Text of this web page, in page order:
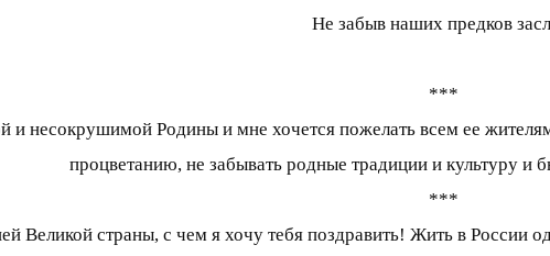
Не забыв наших предков
***
и несокрушимой Родины и мне хочется пожелать всем ее
процветанию, не забывать родные традиции и культуру и
***
Великой страны, с чем я хочу тебя поздравить! Жить в России